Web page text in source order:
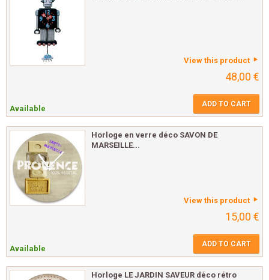
View this product
48,00 €
Available ADD TO CART
Horloge en verre déco SAVON DE
MARSEILLE...
View this product
15,00 €
Available ADD TO CART
Horloge LE JARDIN SAVEUR déco rétro